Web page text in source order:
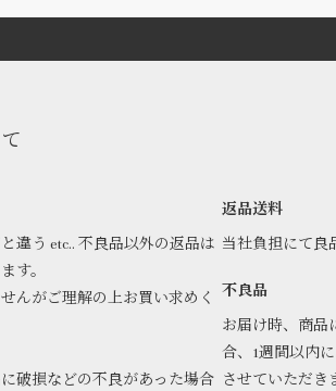
違う etc.. 不良品以外の返品は
す。
んがご理解の上お買い求めく
破損などの不良があった場合
返品送料
当社負担にて良
不良品
お届け時、商品
合、1週間以内
させていただき